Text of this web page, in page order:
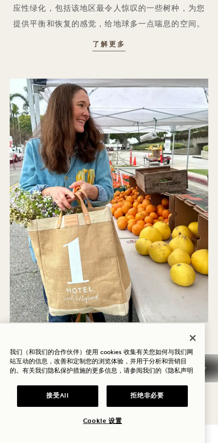
应性绿化，包括该地区最令人惊叹的一些树种，为您
提供平衡和恢复的感觉，给地球多一点喘息的空间。
了解更多
人与公平
们共同拥有的美丽世界。我们共同承诺，在我们不断
提供多样化和公平的代表权。
我们（和我们的合作伙伴）使用 cookies 收集有关您如何与我们网
站互动的信息，改善和定制您的浏览体验，并用于分析和营销目
的。有关我们隐私保护措施的更多信息，请参阅我们的 《隐私声明
接受All 拒绝非必要
Cookie 设置